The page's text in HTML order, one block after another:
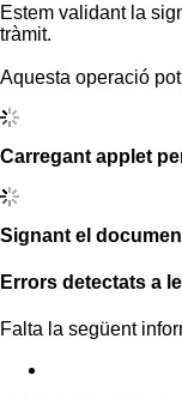
Estem validant la
tràmit.
Aquesta operació
Carregant applet
Signant el
Errors detectats a
Falta la següent